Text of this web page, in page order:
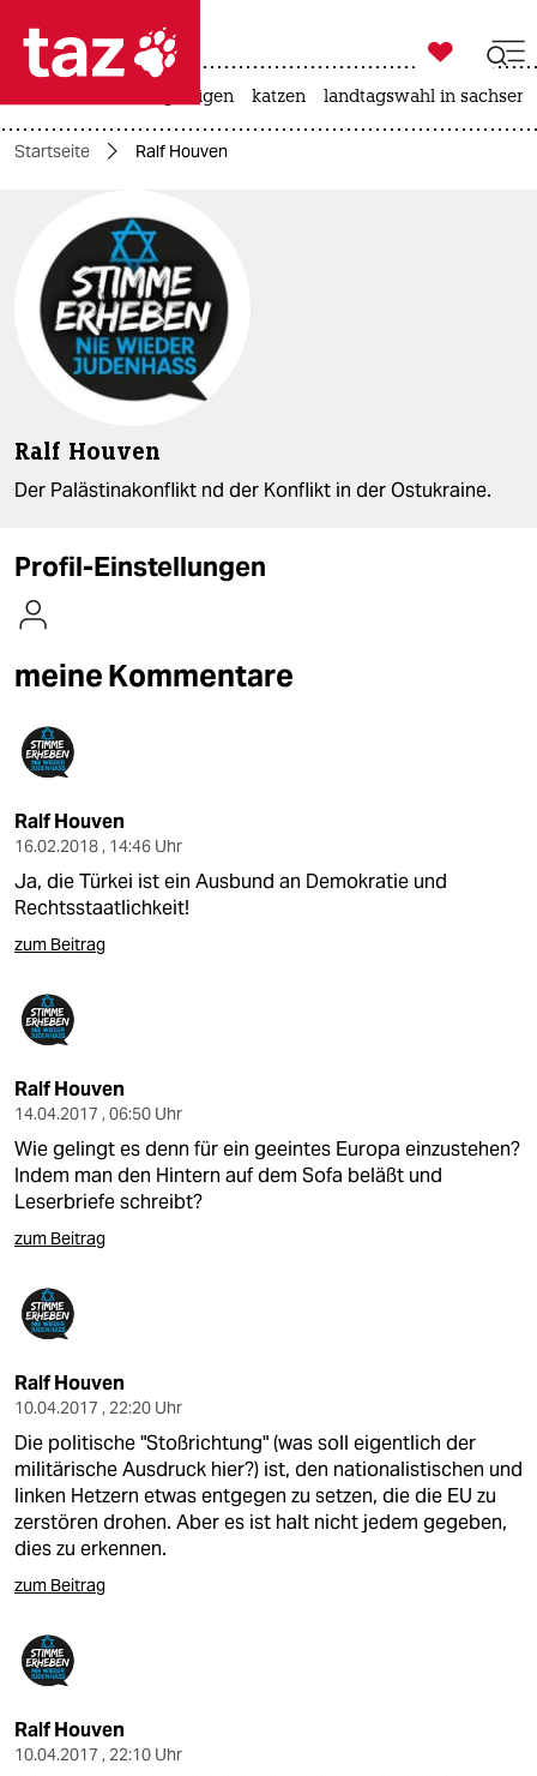
 taz zahl ich
taz zahl ich
themen
politik
öko
gesellschaft
kultur
sport
nord
verlag
shop
fragen & hilfe
unterstützen
genossenschaft
epaper login

taz zahl ich
bergsteigen katzen landtagswahl in
Startseite Ralf Houven
Ralf Houven
Der Palästinakonflikt nd der Konflikt in der Ostukraine.
Profil-Einstellungen
meine Kommentare
Ralf Houven
16.02.2018 , 14:46 Uhr
Ja, die Türkei ist ein Ausbund an Demokratie und
Rechtsstaatlichkeit!
zum Beitrag
Ralf Houven
14.04.2017 , 06:50 Uhr
Wie gelingt es denn für ein geeintes Europa einzustehen?
Indem man den Hintern auf dem Sofa beläßt und
Leserbriefe schreibt?
zum Beitrag
Ralf Houven
10.04.2017 , 22:20 Uhr
Die politische "Stoßrichtung" (was soll eigentlich der
militärische Ausdruck hier?) ist, den nationalistischen und
linken Hetzern etwas entgegen zu setzen, die die EU zu
zerstören drohen. Aber es ist halt nicht jedem gegeben,
dies zu erkennen.
zum Beitrag
Ralf Houven
10.04.2017 , 22:10 Uhr